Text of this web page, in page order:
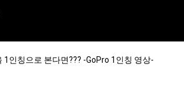
1인칭으로 본다면??? -GoPro 1인칭 영상-